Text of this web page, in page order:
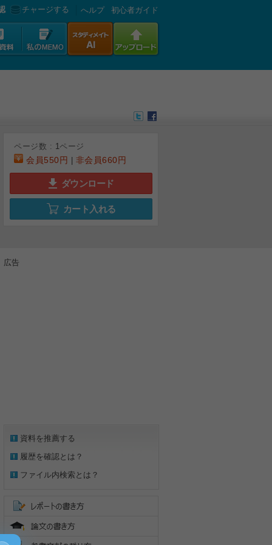
チャージする へルプ 初心者ガイド
ページ数 : 1ページ
会員550円 非会員660円
ダウンロード
カート入れる
広告
資料を推薦する
履歴を確認とは？
ファイル内検索とは？